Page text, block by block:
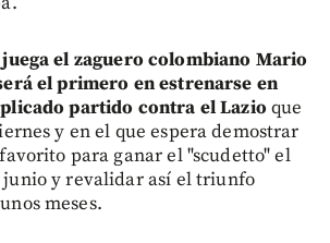
el zaguero colombiano Mario
el primero en estrenarse en
partido contra el Lazio que
y en el que espera demostrar
para ganar el "scudetto" el
junio y revalidar así el triunfo
meses.